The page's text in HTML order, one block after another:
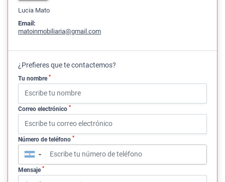
Lucia Mato
Email:
matoinmobiliaria@gmail.com
¿Prefieres que te contactemos?
Tu nombre *
Correo electrónico *
Número de teléfono *
▼
Mensaje *